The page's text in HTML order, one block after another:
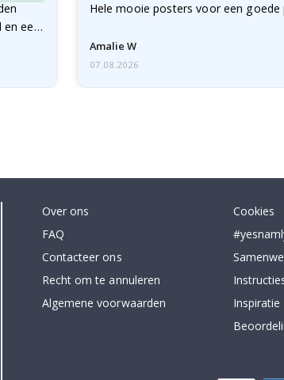
een
Hele mooie posters voor een goede
Amalie W
07.08.2026
Over ons
FAQ
Contacteer ons
Recht om te annuleren
Algemene voorwaarden
Cookies
Inspiratie